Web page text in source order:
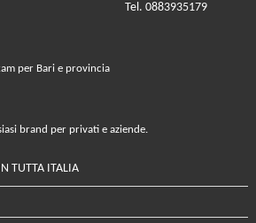
Tel. 0883935179
per Bari e provincia
brand per privati e aziende.
TUTTA ITALIA